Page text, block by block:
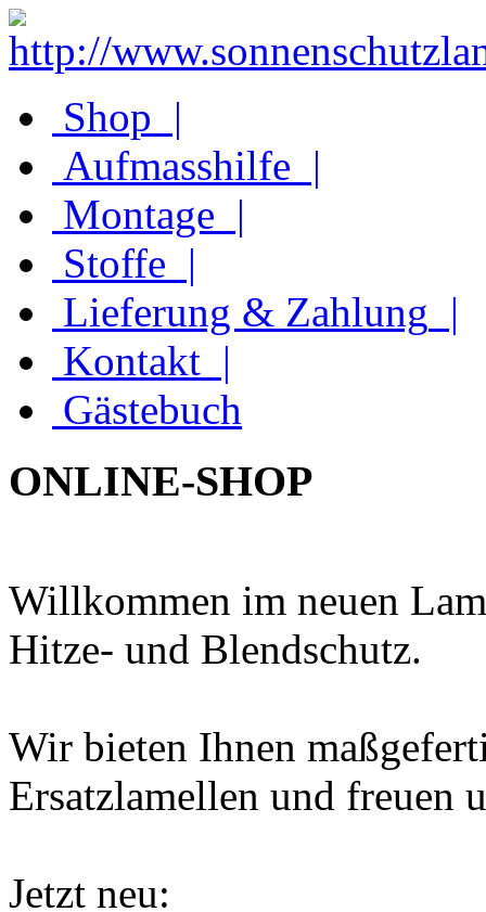
Shop |
Aufmasshilfe |
Montage |
Stoffe |
Lieferung & Zahlung |
Kontakt |
Gästebuch
ONLINE-SHOP
Willkommen im neuen
Hitze- und Blendschutz.
Wir bieten Ihnen
Ersatzlamellen und freuen
Jetzt neu: